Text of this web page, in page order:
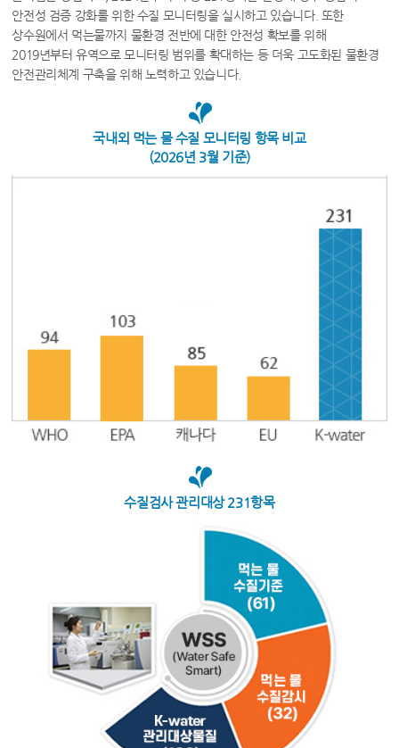
안전성 검증 강화를 위한 수질 모니터링을 실시하고 있습니다. 또한
상수원에서 먹는물까지 물환경 전반에 대한 안전성 확보를 위해
2019년부터 유역으로 모니터링 범위를 확대하는 등 더욱 고도화된 물환경
안전관리체계 구축을 위해 노력하고 있습니다.
국내외 먹는 물 수질 모니터링 항목 비교
(2026년 3월 기준)
수질검사 관리대상 231항목